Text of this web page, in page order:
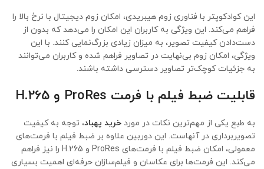
این کوادکوپتر با فناوری زوم هیبریدی، امکان زوم دیجیتال با نرخ بالا را
فراهم می‌کند. این ویژگی به کاربران این امکان را می‌دهد که بدون از
دست‌دادن کیفیت تصویر، به میزان زیادی بزرگ‌نمایی کنند. با این
ویژگی، امکان زوم بی‌نهایت در تصاویر فراهم شده و کاربران می‌توانند
به جزئیات کوچک‌تر تصاویر دسترسی داشته باشند.
قابلیت ضبط فیلم با فرمت ProRes و H.265
به طبع یکی از مهم‌ترین نکات در مورد خرید پهباد، توجه به کیفیت
تصویربرداری در آنهاست. این دوربین علاوه بر ضبط فیلم با فرمت‌های
معمولی، امکان ضبط فیلم با فرمت‌های ProRes و H.265 را نیز فراهم
می‌کند. این فرمت‌ها برای عکاسان و فیلم‌سازان حرفه‌ای اهمیت بسیاری